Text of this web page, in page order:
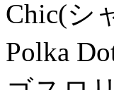
Chic(シ
Polka